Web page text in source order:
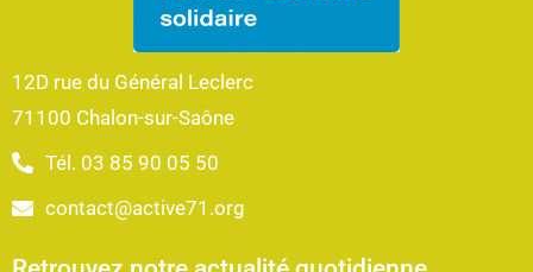
12D rue du Général Leclerc
71100 Chalon-sur-Saône
Tél. 03 85 90 05 50
contact@active71.org